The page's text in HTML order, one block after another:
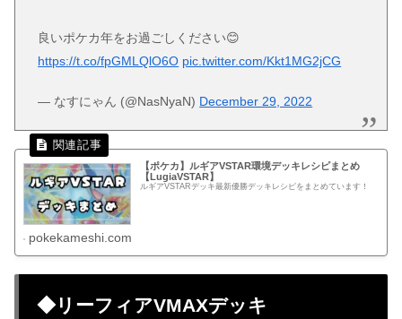
良いポケカ年をお過ごしください😊
https://t.co/fpGMLQlO6O pic.twitter.com/Kkt1MG2jCG
— なすにゃん (@NasNyaN) December 29, 2022
【ポケカ】ルギアVSTAR環境デッキレシピまとめ
【LugiaVSTAR】
ルギアVSTARデッキ最新優勝デッキレシピをまとめています！
pokekameshi.com
◆リーフィアVMAXデッキ